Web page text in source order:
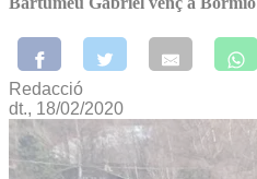
Redacció
dt., 18/02/2020